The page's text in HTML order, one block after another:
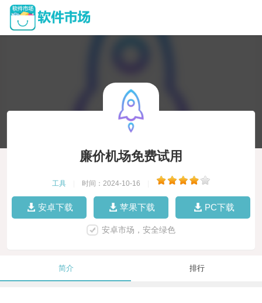
廉价机场免费试用
工具 时间：2024-10-16
安卓下载 苹果下载 PC下载
安卓市场，安全绿色
简介 排行